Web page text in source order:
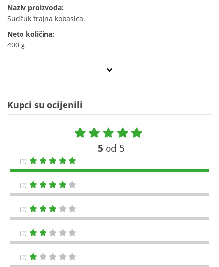
Naziv proizvoda:
Sudžuk trajna kobasica.
Neto količina:
400 g
Kupci su ocijenili
5 od 5
(1)
(0)
(0)
(0)
(0)